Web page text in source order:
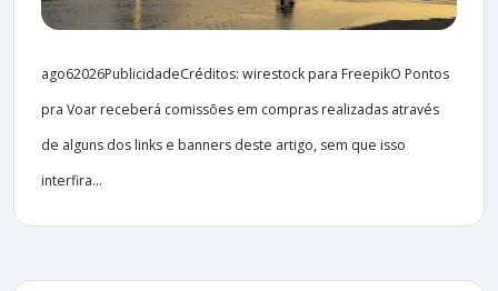
ago62026PublicidadeCréditos: wirestock para FreepikO Pontos
pra Voar receberá comissões em compras realizadas através
de alguns dos links e banners deste artigo, sem que isso
interfira...